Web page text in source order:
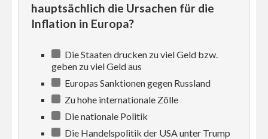
hauptsächlich die Ursachen für die
Inflation in Europa?
Die Staaten drucken zu viel Geld bzw.
geben zu viel Geld aus
Europas Sanktionen gegen Russland
Zu hohe internationale Zölle
Die nationale Politik
Die Handelspolitik der USA unter Trump